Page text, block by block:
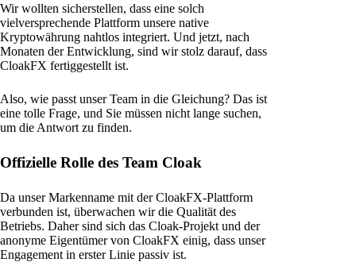
Wir wollten sicherstellen, dass eine solch
vielversprechende Plattform unsere native
Kryptowährung nahtlos integriert. Und jetzt, nach
Monaten der Entwicklung, sind wir stolz darauf, dass
CloakFX fertiggestellt ist.
Also, wie passt unser Team in die Gleichung? Das ist
eine tolle Frage, und Sie müssen nicht lange suchen,
um die Antwort zu finden.
Offizielle Rolle des Team Cloak
Da unser Markenname mit der CloakFX-Plattform
verbunden ist, überwachen wir die Qualität des
Betriebs. Daher sind sich das Cloak-Projekt und der
anonyme Eigentümer von CloakFX einig, dass unser
Engagement in erster Linie passiv ist.